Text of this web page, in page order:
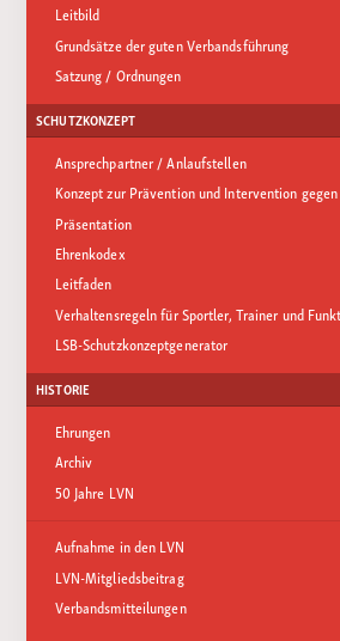
Leitbild
Grundsätze der guten Verbandsführung
Satzung / Ordnungen
SCHUTZKONZEPT
Ansprechpartner / Anlaufstellen
Konzept zur Prävention und Intervention
Präsentation
Ehrenkodex
Leitfaden
Verhaltensregeln für Sportler, Trainer und
LSB-Schutzkonzeptgenerator
HISTORIE
Ehrungen
Archiv
50 Jahre LVN
Aufnahme in den LVN
LVN-Mitgliedsbeitrag
Verbandsmitteilungen